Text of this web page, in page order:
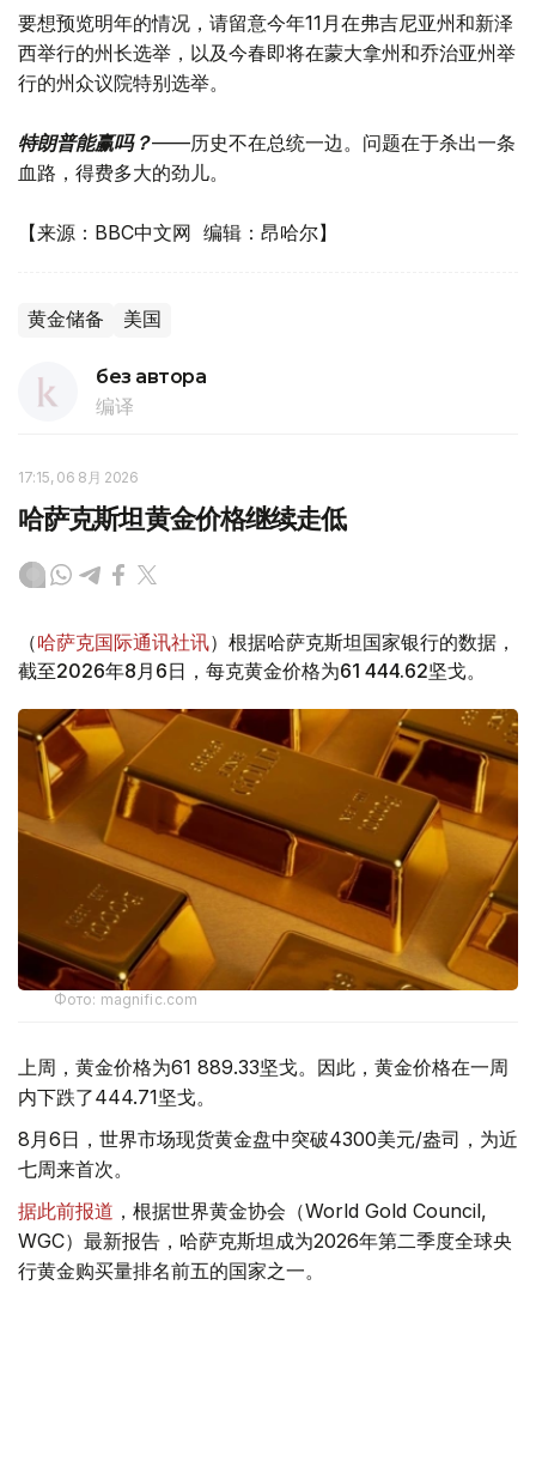
要想预览明年的情况，请留意今年11月在弗吉尼亚州和新泽
西举行的州长选举，以及今春即将在蒙大拿州和乔治亚州举
行的州众议院特别选举。
特朗普能赢吗？——历史不在总统一边。问题在于杀出一条
血路，得费多大的劲儿。
【来源：BBC中文网 编辑：昂哈尔】
黄金储备 美国
без автора
编译
17:15, 06 8月 2026
哈萨克斯坦黄金价格继续走低
（哈萨克国际通讯社讯）根据哈萨克斯坦国家银行的数据，
截至2026年8月6日，每克黄金价格为61 444.62坚戈。
Фото: magnific.com
上周，黄金价格为61 889.33坚戈。因此，黄金价格在一周
内下跌了444.71坚戈。
8月6日，世界市场现货黄金盘中突破4300美元/盎司，为近
七周来首次。
据此前报道 ，根据世界黄金协会（World Gold Council,
WGC）最新报告，哈萨克斯坦成为2026年第二季度全球央
行黄金购买量排名前五的国家之一。